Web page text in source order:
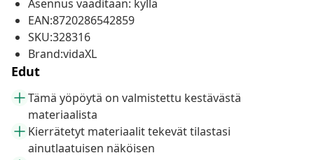
Asennus vaaditaan: kyllä
EAN:8720286542859
SKU:328316
Brand:vidaXL
Edut
Tämä yöpöytä on valmistettu kestävästä
materiaalista
Kierrätetyt materiaalit tekevät tilastasi
ainutlaatuisen näköisen